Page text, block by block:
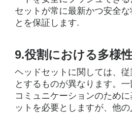
セットが常に最新かつ安全
とを保証します.
9.役割における多様
ヘッドセットに関しては、
とするものが異なります。
コミュニケーションのため
ットを必要としますが、他